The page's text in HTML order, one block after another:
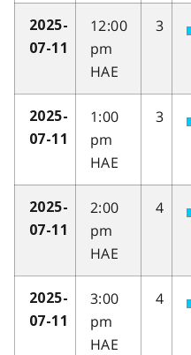
2025-
07-11
12:00
pm
HAE
3
2025-
07-11
1:00
pm
HAE
3
2025-
07-11
2:00
pm
HAE
4
2025-
07-11
3:00
pm
HAE
4